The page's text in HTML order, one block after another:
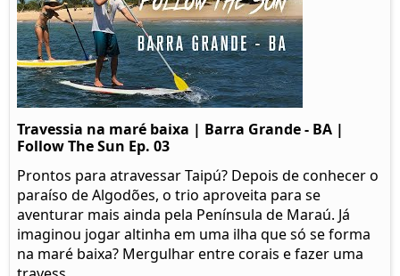
Travessia na maré baixa | Barra Grande - BA |
Follow The Sun Ep. 03
Prontos para atravessar Taipú? Depois de conhecer o
paraíso de Algodões, o trio aproveita para se
aventurar mais ainda pela Península de Maraú. Já
imaginou jogar altinha em uma ilha que só se forma
na maré baixa? Mergulhar entre corais e fazer uma